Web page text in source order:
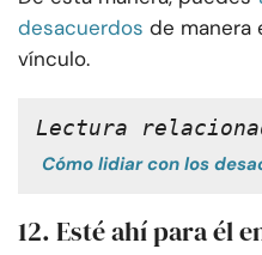
desacuerdos de manera
vínculo.
Lectura
Cómo lidiar con los
12. Esté ahí para él